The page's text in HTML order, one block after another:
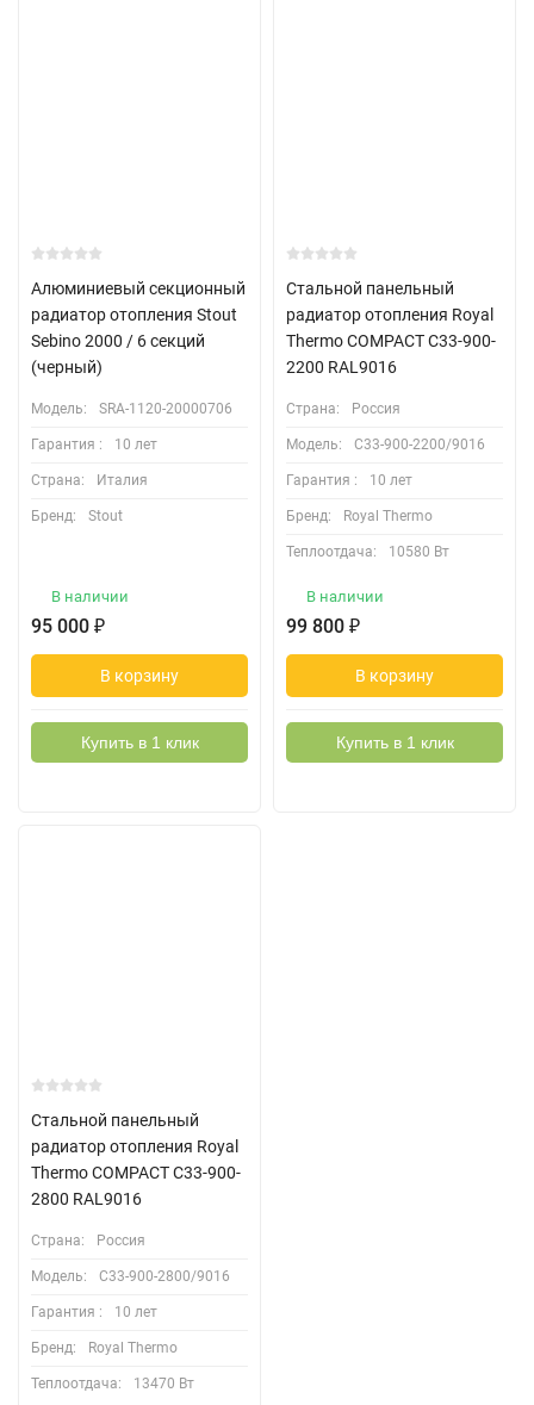
Алюминиевый секционный
радиатор отопления Stout
Sebino 2000 / 6 секций
(черный)
Модель: SRA-1120-20000706
Гарантия : 10 лет
Страна: Италия
Бренд: Stout
В наличии
95 000 ₽
В корзину
Купить в 1 клик
Стальной панельный
радиатор отопления Royal
Thermo COMPACT C33-900-
2200 RAL9016
Страна: Россия
Модель: C33-900-2200/9016
Гарантия : 10 лет
Бренд: Royal Thermo
Теплоотдача: 10580 Вт
В наличии
99 800 ₽
В корзину
Купить в 1 клик
Стальной панельный
радиатор отопления Royal
Thermo COMPACT C33-900-
2800 RAL9016
Страна: Россия
Модель: C33-900-2800/9016
Гарантия : 10 лет
Бренд: Royal Thermo
Теплоотдача: 13470 Вт